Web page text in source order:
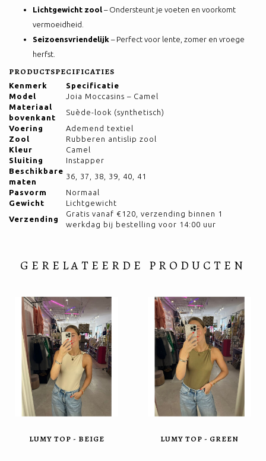
Lichtgewicht zool – Ondersteunt je voeten en voorkomt
vermoeidheid.
Seizoensvriendelijk – Perfect voor lente, zomer en vroege
herfst.
PRODUCTSPECIFICATIES
Kenmerk
Specificatie
Model
Joia Moccasins – Camel
Materiaal
bovenkant
Suède-look (synthetisch)
Voering
Ademend textiel
Zool
Rubberen antislip zool
Kleur
Camel
Sluiting
Instapper
Beschikbare
maten
36, 37, 38, 39, 40, 41
Pasvorm
Normaal
Gewicht
Lichtgewicht
Verzending
Gratis vanaf €120, verzending binnen 1
werkdag bij bestelling voor 14:00 uur
GERELATEERDE PRODUCTEN
LUMY TOP - BEIGE LUMY TOP - GREEN